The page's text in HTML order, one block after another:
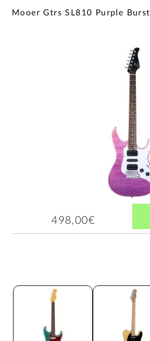
Mooer Gtrs SL810 Purple Burst
498,00€